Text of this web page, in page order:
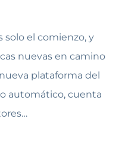
solo el comienzo, y
nuevas en camino
plataforma del
automático, cuenta